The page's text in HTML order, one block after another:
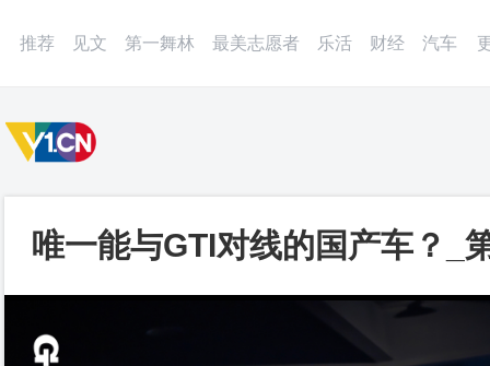
推荐 见文 第一舞林 最美志愿者 乐活 财经 汽车
唯一能与GTI对线的国产车？_